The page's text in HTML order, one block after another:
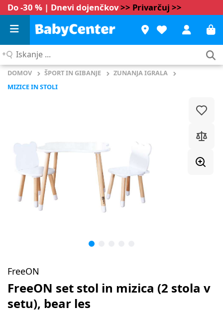
Do -30 % | Dnevi dojenčkov>> Privarčuj >>
Iskanje
DOMOV ŠPORT IN GIBANJE
ZUNANJA IGRALA
MIZICE IN STOLI
FreeON
FreeON set stol in mizica (2 stola v
setu), bear les